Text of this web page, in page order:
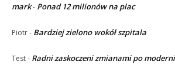
mark- Ponad 12 milionów na plac
Piotr- Bardziej zielono wokół szpitala
Test- Radni zaskoczeni zmianami po